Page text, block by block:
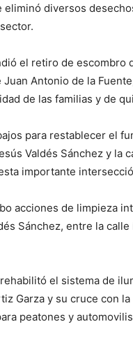
eliminó diversos
el retiro de escombro
Antonio de la
de las familias y de
para restablecer el
Valdés Sánchez y la
importante
acciones de limpieza
Sánchez, entre la
el sistema de
Garza y su cruce con
peatones y